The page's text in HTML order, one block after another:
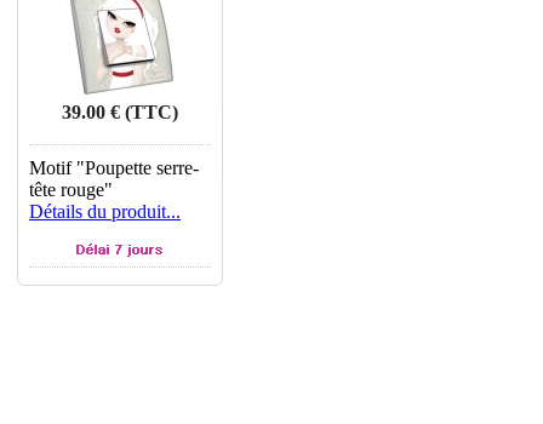
39.00 € (TTC)
Motif "Poupette serre-
tête rouge"
Détails du produit...